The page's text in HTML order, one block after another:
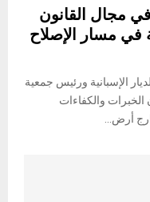
مجال القانون
في مسار الإصلاح
الإسبانية ورئيس جمعية
الخبرات والكفاءات
أرض...